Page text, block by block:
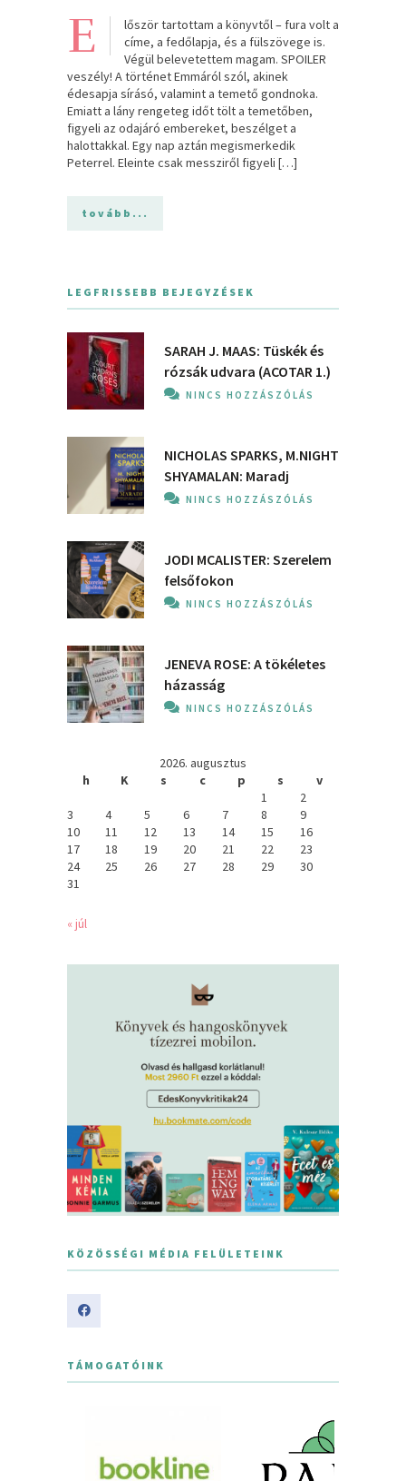
E
lőször tartottam a könyvtől – fura volt a
címe, a fedőlapja, és a fülszövege is.
Végül belevetettem magam. SPOILER
veszély! A történet Emmáról szól, akinek
édesapja sírásó, valamint a temető gondnoka.
Emiatt a lány rengeteg időt tölt a temetőben,
figyeli az odajáró embereket, beszélget a
halottakkal. Egy nap aztán megismerkedik
Peterrel. Eleinte csak messziről figyeli […]
tovább...
LEGFRISSEBB BEJEGYZÉSEK
SARAH J. MAAS: Tüskék és
rózsák udvara (ACOTAR 1.)
NINCS HOZZÁSZÓLÁS
NICHOLAS SPARKS, M.NIGHT
SHYAMALAN: Maradj
NINCS HOZZÁSZÓLÁS
JODI MCALISTER: Szerelem
felsőfokon
NINCS HOZZÁSZÓLÁS
JENEVA ROSE: A ​tökéletes
házasság
NINCS HOZZÁSZÓLÁS
2026. augusztus
h
K s c p s
v
1
2
3
4 5 6 7 8
9
10
11 12 13 14 15
16
17
18 19 20 21 22
23
24
25 26 27 28 29
30
31
« júl
KÖZÖSSÉGI MÉDIA FELÜLETEINK
TÁMOGATÓINK